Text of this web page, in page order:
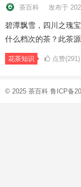
茶百科 发布于
碧潭飘雪，四川之瑰
什么档次的茶？此茶
花茶知识 点赞(291)
© 2025 茶百科 鲁ICP备